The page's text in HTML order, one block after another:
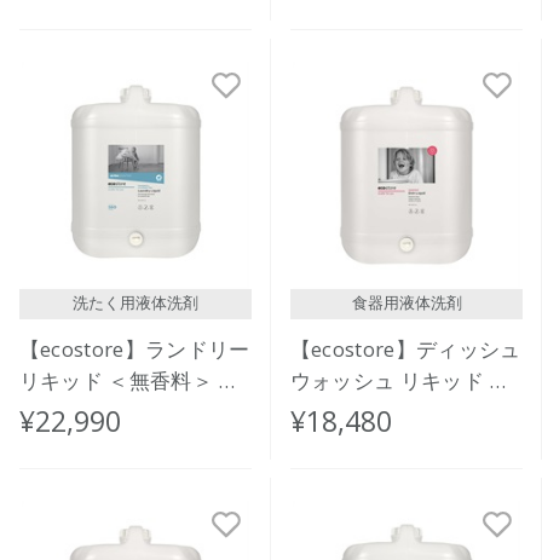
洗たく用液体洗剤
【ecostore】ランドリー
リキッド ＜無香料＞ バ
ルク 20L
¥22,990
食器用液体洗剤
【ecostore】ディッシュ
ウォッシュ リキッド ＜
グレープフルーツ＞ バ
ルク 20L
¥18,480